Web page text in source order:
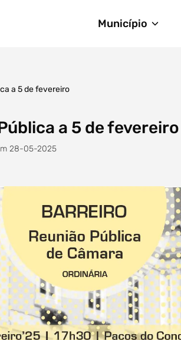
Município
a 5 de fevereiro
a 5 de fevereiro
28-05-2025